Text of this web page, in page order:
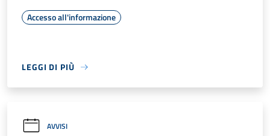
Accesso all'informazione
LEGGI DI PIÙ
AVVISI